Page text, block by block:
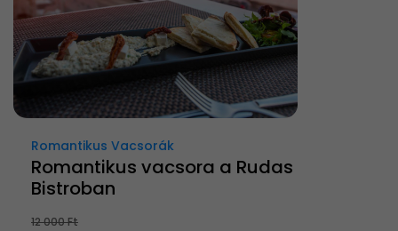
Romantikus Vacsorák
Romantikus vacsora a Rudas
Bistroban
12 000 Ft